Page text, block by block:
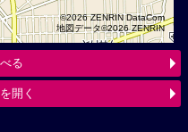
©2026 ZENRIN DataCom
地図データ©2026 ZENRIN
る
開く